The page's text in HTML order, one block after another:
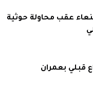
عقب محاولة حوثية
قبلي بعمران